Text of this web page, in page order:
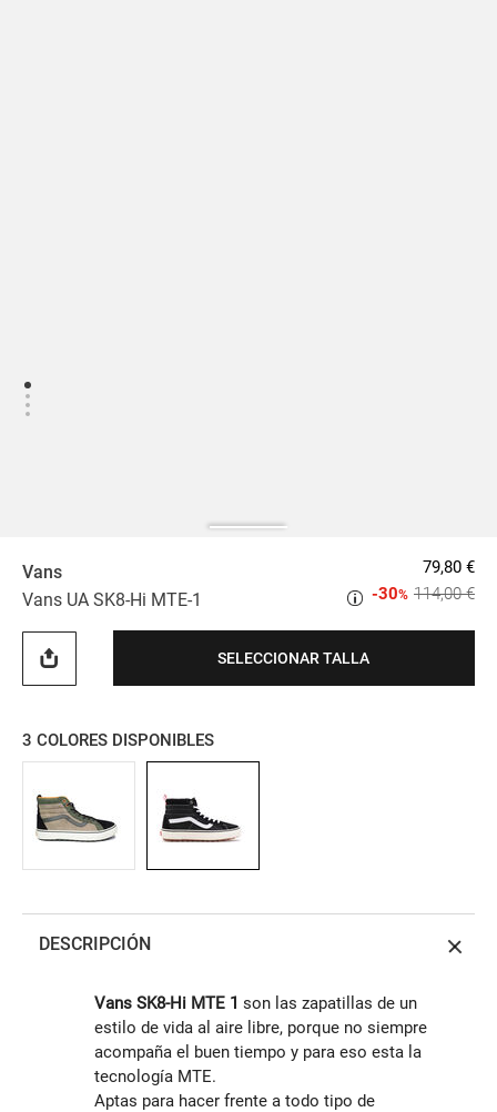
Vans
Vans UA SK8-Hi MTE-1
79,80 €
114,00 €
-30%
SELECCIONAR TALLA
3 COLORES DISPONIBLES
DESCRIPCIÓN
Vans SK8-Hi MTE 1 son las zapatillas de un
estilo de vida al aire libre, porque no siempre
acompaña el buen tiempo y para eso esta la
tecnología MTE.
Aptas para hacer frente a todo tipo de